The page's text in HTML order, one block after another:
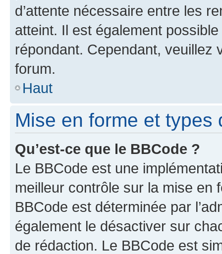
d’attente nécessaire entre les
atteint. Il est également
répondant. Cependant,
forum.
Haut
Mise en forme et types
Qu’est-ce que le BBCode ?
Le BBCode est une
meilleur contrôle sur la mise en
BBCode est déterminée par
également le désactiver sur
de rédaction. Le BBCode est